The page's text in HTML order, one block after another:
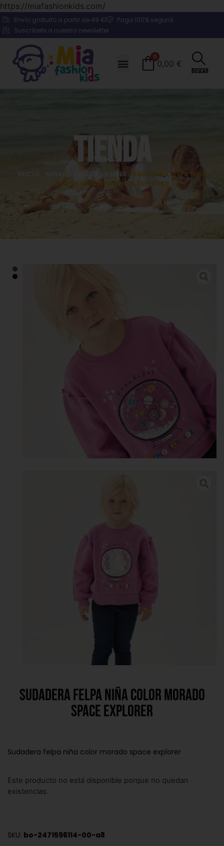
https://miafashionkids.com/
Envío gratuito a partir de 49 €
Pago 100% seguro
Suscríbete a nuestro newsletter
0
0,00 €
Buscar
Tienda
/ / SUDADERAS NIÑA / SUDADERA FELPA NIÑA
COLOR MORADO SPACE EXPLORER
Sudadera felpa niña color morado
space explorer
Sudadera felpa niña color morado space explorer
Este producto no está disponible porque no quedan
existencias.
SKU: bo-2471596114-00-a8